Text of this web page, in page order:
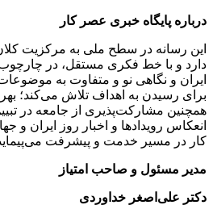
درباره پایگاه خبری عصر کار
این رسانه در سطح ملی به مرکزیت
دارد و با خط فکری مستقل، در
ایران و نگاهی نو و متفاوت به
برای رسیدن به اهداف تلاش می‌کند؛
همچنین مشارکت‌پذیری از جامعه در
انعکاس رویدادها و اخبار روز ایران
کار در مسیر خدمت و پیشرفت
مدیر مسئول و صاحب امتیاز
دکتر علی‌اصغر خداوردی